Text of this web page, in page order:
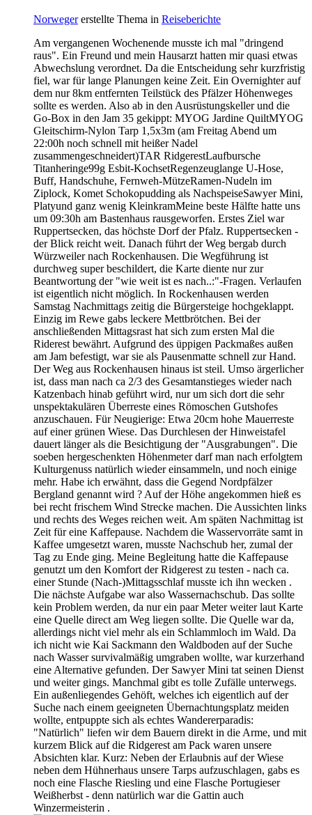
Norwegererstellte Thema in Reiseberichte
Am vergangenen Wochenende musste ich mal "dringend
raus". Ein Freund und mein Hausarzt hatten mir quasi etwas
Abwechslung verordnet. Da die Entscheidung sehr kurzfristig
fiel, war für lange Planungen keine Zeit. Ein Overnighter auf
dem nur 8km entfernten Teilstück des Pfälzer Höhenweges
sollte es werden. Also ab in den Ausrüstungskeller und die
Go-Box in den Jam 35 gekippt: MYOG Jardine QuiltMYOG
Gleitschirm-Nylon Tarp 1,5x3m (am Freitag Abend um
22:00h noch schnell mit heißer Nadel
zusammengeschneidert)TAR RidgerestLaufbursche
Titanheringe99g Esbit-KochsetRegenzeuglange U-Hose,
Buff, Handschuhe, Fernweh-MützeRamen-Nudeln im
Ziplock, Komet Schokopudding als NachspeiseSawyer Mini,
Platyund ganz wenig KleinkramMeine beste Hälfte hatte uns
um 09:30h am Bastenhaus rausgeworfen. Erstes Ziel war
Ruppertsecken, das höchste Dorf der Pfalz. Ruppertsecken -
der Blick reicht weit. Danach führt der Weg bergab durch
Würzweiler nach Rockenhausen. Die Wegführung ist
durchweg super beschildert, die Karte diente nur zur
Beantwortung der "wie weit ist es nach..:"-Fragen. Verlaufen
ist eigentlich nicht möglich. In Rockenhausen werden
Samstag Nachmittags zeitig die Bürgersteige hochgeklappt.
Einzig im Rewe gabs leckere Mettbrötchen. Bei der
anschließenden Mittagsrast hat sich zum ersten Mal die
Riderest bewährt. Aufgrund des üppigen Packmaßes außen
am Jam befestigt, war sie als Pausenmatte schnell zur Hand.
Der Weg aus Rockenhausen hinaus ist steil. Umso ärgerlicher
ist, dass man nach ca 2/3 des Gesamtanstieges wieder nach
Katzenbach hinab geführt wird, nur um sich dort die sehr
unspektakulären Überreste eines Römoschen Gutshofes
anzuschauen. Für Neugierige: Etwa 20cm hohe Mauerreste
auf einer grünen Wiese. Das Durchlesen der Hinweistafel
dauert länger als die Besichtigung der "Ausgrabungen". Die
soeben hergeschenkten Höhenmeter darf man nach erfolgtem
Kulturgenuss natürlich wieder einsammeln, und noch einige
mehr. Habe ich erwähnt, dass die Gegend Nordpfälzer
Bergland genannt wird ? Auf der Höhe angekommen hieß es
bei recht frischem Wind Strecke machen. Die Aussichten links
und rechts des Weges reichen weit. Am späten Nachmittag ist
Zeit für eine Kaffepause. Nachdem die Wasservorräte samt in
Kaffee umgesetzt waren, musste Nachschub her, zumal der
Tag zu Ende ging. Meine Begleitung hatte die Kaffepause
genutzt um den Komfort der Ridgerest zu testen - nach ca.
einer Stunde (Nach-)Mittagsschlaf musste ich ihn wecken .
Die nächste Aufgabe war also Wassernachschub. Das sollte
kein Problem werden, da nur ein paar Meter weiter laut Karte
eine Quelle direct am Weg liegen sollte. Die Quelle war da,
allerdings nicht viel mehr als ein Schlammloch im Wald. Da
ich nicht wie Kai Sackmann den Waldboden auf der Suche
nach Wasser survivalmäßig umgraben wollte, war kurzerhand
eine Alternative gefunden. Der Sawyer Mini tat seinen Dienst
und weiter gings. Manchmal gibt es tolle Zufälle unterwegs.
Ein außenliegendes Gehöft, welches ich eigentlich auf der
Suche nach einem geeigneten Übernachtungsplatz meiden
wollte, entpuppte sich als echtes Wandererparadis:
"Natürlich" liefen wir dem Bauern direkt in die Arme, und mit
kurzem Blick auf die Ridgerest am Pack waren unsere
Absichten klar. Kurz: Neben der Erlaubnis auf der Wiese
neben dem Hühnerhaus unsere Tarps aufzuschlagen, gabs es
noch eine Flasche Riesling und eine Flasche Portugieser
Weißherbst - denn natürlich war die Gattin auch
Winzermeisterin .